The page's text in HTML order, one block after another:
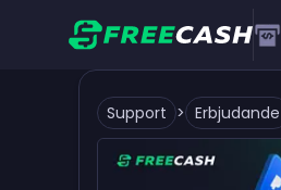
Support > Erbjudande